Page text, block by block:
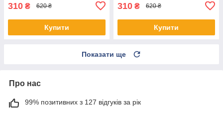
310 ₴ 620 ₴
Купити
310 ₴ 620 ₴
Купити
Показати ще
Про нас
99% позитивних з 127 відгуків за рік